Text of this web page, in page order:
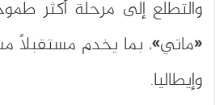
والتطلع إلى مرحلة أكثر
«ماتي»، بما يخدم مستقبلًا
وإيطاليا.